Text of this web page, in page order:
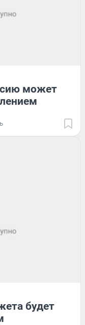
может
будет